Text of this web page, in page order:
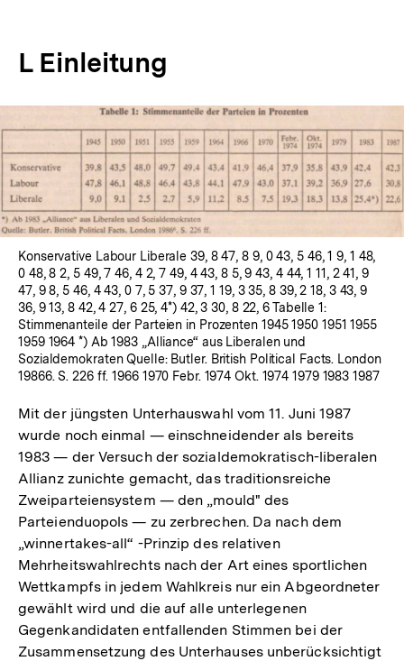
L Einleitung
In
Lightbox
öffnen
Konservative Labour Liberale 39, 8 47, 8 9, 0 43, 5 46, 1 9, 1 48,
0 48, 8 2, 5 49, 7 46, 4 2, 7 49, 4 43, 8 5, 9 43, 4 44, 1 11, 2 41, 9
47, 9 8, 5 46, 4 43, 0 7, 5 37, 9 37, 1 19, 3 35, 8 39, 2 18, 3 43, 9
36, 9 13, 8 42, 4 27, 6 25, 4*) 42, 3 30, 8 22, 6 Tabelle 1:
Stimmenanteile der Parteien in Prozenten 1945 1950 1951 1955
1959 1964 *) Ab 1983 „Alliance“ aus Liberalen und
Sozialdemokraten Quelle: Butler. British Political Facts. London
19866. S. 226 ff. 1966 1970 Febr. 1974 Okt. 1974 1979 1983 1987
Mit der jüngsten Unterhauswahl vom 11. Juni 1987
wurde noch einmal — einschneidender als bereits
1983 — der Versuch der sozialdemokratisch-liberalen
Allianz zunichte gemacht, das traditionsreiche
Zweiparteiensystem — den „mould" des
Parteienduopols — zu zerbrechen. Da nach dem
„winnertakes-all“ -Prinzip des relativen
Mehrheitswahlrechts nach der Art eines sportlichen
Wettkampfs in jedem Wahlkreis nur ein Abgeordneter
gewählt wird und die auf alle unterlegenen
Gegenkandidaten entfallenden Stimmen bei der
Zusammensetzung des Unterhauses unberücksichtigt